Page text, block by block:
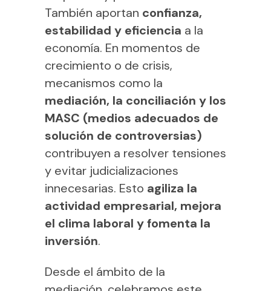
También aportan confianza,
estabilidad y eficiencia a la
economía. En momentos de
crecimiento o de crisis,
mecanismos como la
mediación, la conciliación y los
MASC (medios adecuados de
solución de controversias)
contribuyen a resolver tensiones
y evitar judicializaciones
innecesarias. Esto agiliza la
actividad empresarial, mejora
el clima laboral y fomenta la
inversión.
Desde el ámbito de la